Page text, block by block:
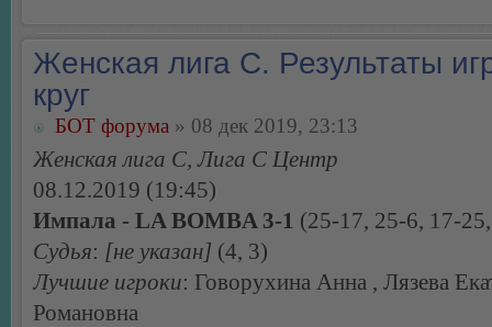
Женская лига С. Результаты
круг
БОТ форума » 08 дек 2019, 23:13
Женская лига С, Лига С Центр
08.12.2019 (19:45)
Импала - LA BOMBA 3-1 (25-17, 25-6, 17-
Судья: [не указан] (4, 3)
Лучшие игроки: Говорухина Анна , Лязева
Романовна